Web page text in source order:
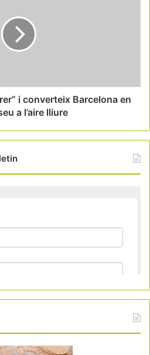
i converteix Barcelona en
a l’aire lliure